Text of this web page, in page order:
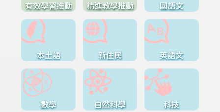
有效學習推動 精進教學推動 國語文
本土語 新住民 英語文
數學 自然科學 科技